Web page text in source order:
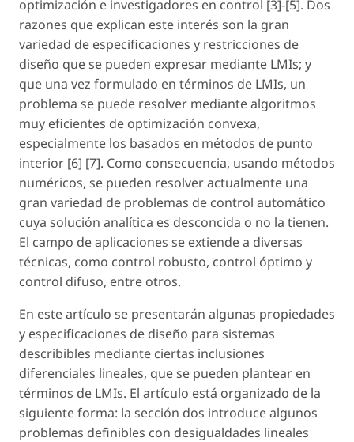
optimización e investigadores en control [3]-[5]. Dos
razones que explican este interés son la gran
variedad de especificaciones y restricciones de
diseño que se pueden expresar mediante LMIs; y
que una vez formulado en términos de LMIs, un
problema se puede resolver mediante algoritmos
muy eficientes de optimización convexa,
especialmente los basados en métodos de punto
interior [6] [7]. Como consecuencia, usando métodos
numéricos, se pueden resolver actualmente una
gran variedad de problemas de control automático
cuya solución analítica es desconcida o no la tienen.
El campo de aplicaciones se extiende a diversas
técnicas, como control robusto, control óptimo y
control difuso, entre otros.
En este artículo se presentarán algunas propiedades
y especificaciones de diseño para sistemas
describibles mediante ciertas inclusiones
diferenciales lineales, que se pueden plantear en
términos de LMIs. El artículo está organizado de la
siguiente forma: la sección dos introduce algunos
problemas definibles con desigualdades lineales